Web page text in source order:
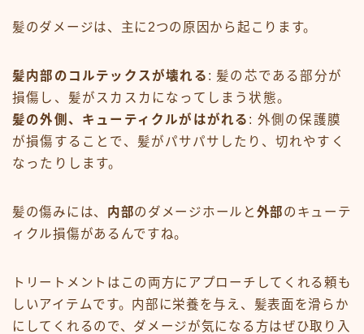
髪のダメージは、主に2つの原因から起こります。
髪内部のコルテックスが壊れる : 髪の芯である部分が
損傷し、髪がスカスカになってしまう状態。
髪の外側、キューティクルがはがれる : 外側の保護膜
が損傷することで、髪がパサパサしたり、切れやすく
なったりします。
髪の傷みには、 内部のダメージホールと 外部のキューテ
ィクル損傷があるんですね。
トリートメントはこの両方にアプローチしてくれる頼も
しいアイテムです。内部に栄養を与え、髪表面を滑らか
にしてくれるので、ダメージが気になる方はぜひ取り入